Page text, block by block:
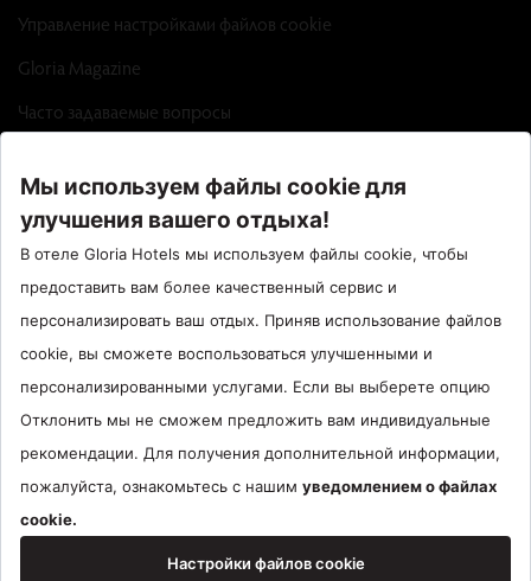
Управление настройками файлов cookie
Gloria Magazine
Часто задаваемые вопросы
Call Center : 90 242 710 06 00
Отель Сантрал : 90534 461 97 97
Gloria Hotels & Resorts Является торговой маркой